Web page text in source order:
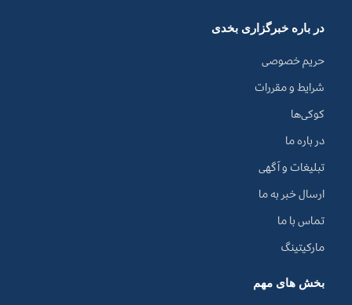
در باره خبرگزاری بخدی
حریم خصوصی
شرایط و مقررات
کوکی‌ها
در باره ما
تبلیغات و آگهی
ارسال خبر به ما
تماس با ما
مارکیتینگ
بخش های مهم